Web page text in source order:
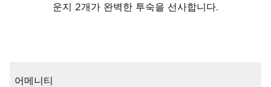
운지 2개가 완벽한 투숙을 선사합니다.
어메니티